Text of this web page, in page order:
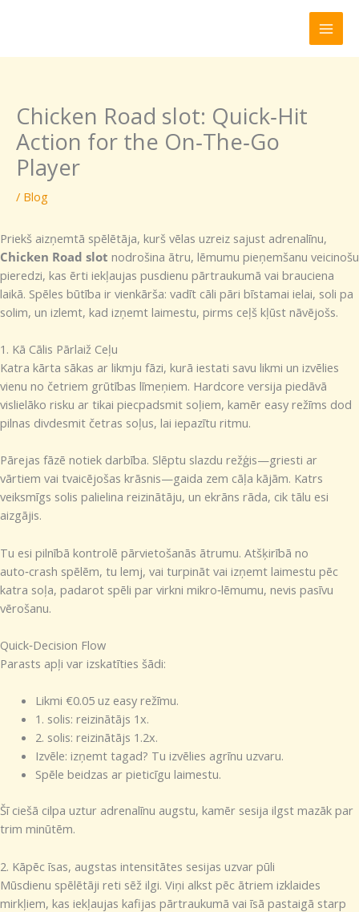
Chicken Road slot: Quick‑Hit
Action for the On‑The‑Go
Player
/ Blog
Priekš aizņemtā spēlētāja, kurš vēlas uzreiz sajust adrenalīnu,
Chicken Road slot nodrošina ātru, lēmumu pieņemšanu veicinošu
pieredzi, kas ērti iekļaujas pusdienu pārtraukumā vai brauciena
laikā. Spēles būtība ir vienkārša: vadīt cāli pāri bīstamai ielai, soli pa
solim, un izlemt, kad izņemt laimestu, pirms ceļš kļūst nāvējošs.
1. Kā Cālis Pārlaiž Ceļu
Katra kārta sākas ar likmju fāzi, kurā iestati savu likmi un izvēlies
vienu no četriem grūtības līmeņiem. Hardcore versija piedāvā
vislielāko risku ar tikai piecpadsmit soļiem, kamēr easy režīms dod
pilnas divdesmit četras soļus, lai iepazītu ritmu.
Pārejas fāzē notiek darbība. Slēptu slazdu režģis—griesti ar
vārtiem vai tvaicējošas krāsnis—gaida zem cāļa kājām. Katrs
veiksmīgs solis palielina reizinātāju, un ekrāns rāda, cik tālu esi
aizgājis.
Tu esi pilnībā kontrolē pārvietošanās ātrumu. Atšķirībā no
auto‑crash spēlēm, tu lemj, vai turpināt vai izņemt laimestu pēc
katra soļa, padarot spēli par virkni mikro‑lēmumu, nevis pasīvu
vērošanu.
Quick‑Decision Flow
Parasts apļi var izskatīties šādi:
Likmi €0.05 uz easy režīmu.
1. solis: reizinātājs 1x.
2. solis: reizinātājs 1.2x.
Izvēle: izņemt tagad? Tu izvēlies agrīnu uzvaru.
Spēle beidzas ar pieticīgu laimestu.
Šī ciešā cilpa uztur adrenalīnu augstu, kamēr sesija ilgst mazāk par
trim minūtēm.
2. Kāpēc īsas, augstas intensitātes sesijas uzvar pūli
Mūsdienu spēlētāji reti sēž ilgi. Viņi alkst pēc ātriem izklaides
mirkļiem, kas iekļaujas kafijas pārtraukumā vai īsā pastaigā starp